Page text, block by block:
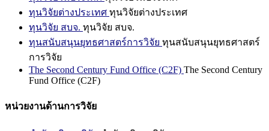
ทุนวิจัยต่างประเทศ ทุนวิจัยต่างประเทศ
ทุนวิจัย สบจ. ทุนวิจัย สบจ.
ทุนสนับสนุนยุทธศาสตร์การวิจัย ทุนสนับสนุนยุทธศาสตร์
การวิจัย
The Second Century Fund Office (C2F) The Second Century
Fund Office (C2F)
หน่วยงานด้านการวิจัย